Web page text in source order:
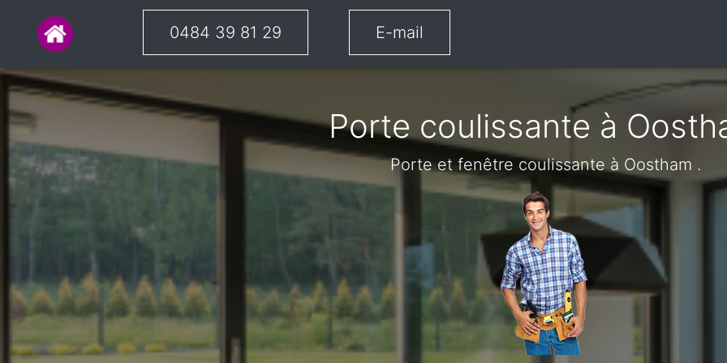
0484 39 81 29 E-mail
Porte coulissante à
Porte et fenêtre coulissante à Oostham .